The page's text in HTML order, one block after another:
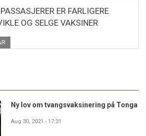
ER FARLIGERE
OG SELGE VAKSINER
Ny lov om tvangsvaksinering på Tonga
Aug 30, 2021 - 17:31